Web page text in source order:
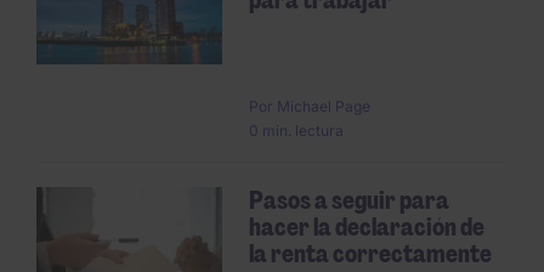
Por Michael Page
0 min. lectura
Pasos a seguir para
hacer la declaración de
la renta correctamente